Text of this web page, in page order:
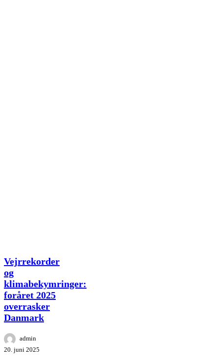
Vejrrekorder
og
klimabekymringer:
foråret
2025
overrasker
Danmark
Vejrrekorder
og
klimabekymringer:
foråret 2025
overrasker
Danmark
admin
20. juni 2025